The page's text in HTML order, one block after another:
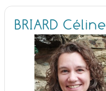
BRIARD Céline